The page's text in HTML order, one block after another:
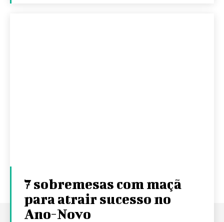
7 sobremesas com maçã
para atrair sucesso no
Ano-Novo